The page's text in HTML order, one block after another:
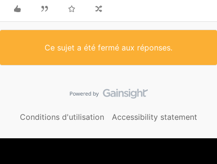
Ce sujet a été fermé aux réponses.
Conditions d'utilisation Accessibility statement